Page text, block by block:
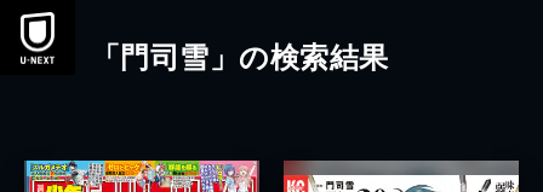
本文へスキップ
「門司雪」の検索結果